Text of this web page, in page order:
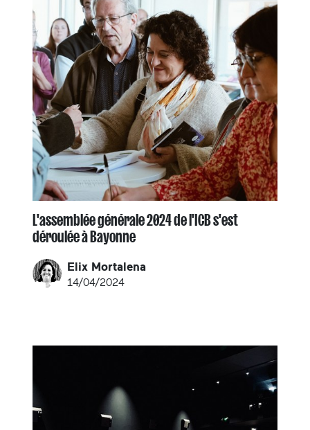
L'assemblée générale 2024 de l'ICB s'est
déroulée à Bayonne
Elix Mortalena
14/04/2024